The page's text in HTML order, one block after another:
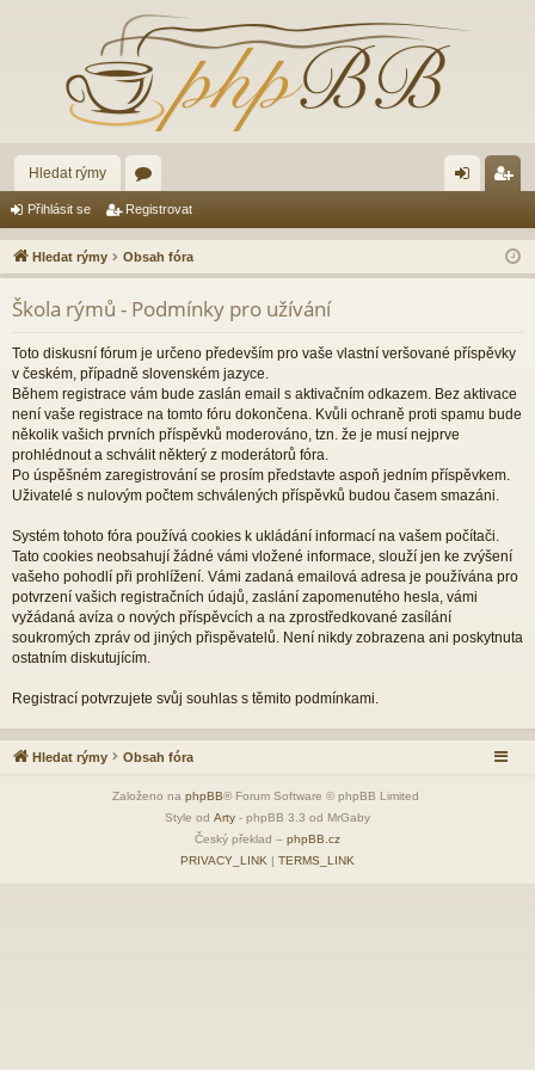
Hledat rýmy
ór
a lá
sit
ist
ro
t
Přihlásit se Registrovat
Hledat rýmy Obsah fóra
Škola rýmů - Podmínky pro užívání
Toto diskusní fórum je určeno především pro vaše vlastní veršované příspěvky
v českém, případně slovenském jazyce.
Během registrace vám bude zaslán email s aktivačním odkazem. Bez aktivace
není vaše registrace na tomto fóru dokončena. Kvůli ochraně proti spamu bude
několik vašich prvních příspěvků moderováno, tzn. že je musí nejprve
prohlédnout a schválit některý z moderátorů fóra.
Po úspěšném zaregistrování se prosím představte aspoň jedním příspěvkem.
Uživatelé s nulovým počtem schválených příspěvků budou časem smazáni.
Systém tohoto fóra používá cookies k ukládání informací na vašem počítači.
Tato cookies neobsahují žádné vámi vložené informace, slouží jen ke zvýšení
vašeho pohodlí při prohlížení. Vámi zadaná emailová adresa je používána pro
potvrzení vašich registračních údajů, zaslání zapomenutého hesla, vámi
vyžádaná avíza o nových příspěvcích a na zprostředkované zasílání
soukromých zpráv od jiných přispěvatelů. Není nikdy zobrazena ani poskytnuta
ostatním diskutujícím.
Registrací potvrzujete svůj souhlas s těmito podmínkami.
Hledat rýmy Obsah fóra
Založeno na phpBB® Forum Software © phpBB Limited
Style od Arty - phpBB 3.3 od MrGaby
Český překlad – phpBB.cz
PRIVACY_LINK | TERMS_LINK